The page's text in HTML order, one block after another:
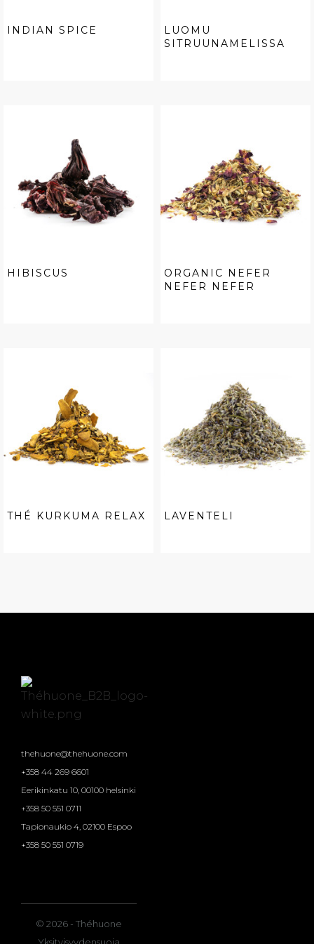
INDIAN SPICE
LUOMU
SITRUUNAMELISSA
HIBISCUS
ORGANIC NEFER
NEFER NEFER
THÉ KURKUMA RELAX LAVENTELI
thehuone@thehuone.com
+358 44 269 6601
Eerikinkatu 10, 00100 helsinki
+358 50 551 0711
Tapionaukio 4, 02100 Espoo
+358 50 551 0719
© 2026 - Théhuone